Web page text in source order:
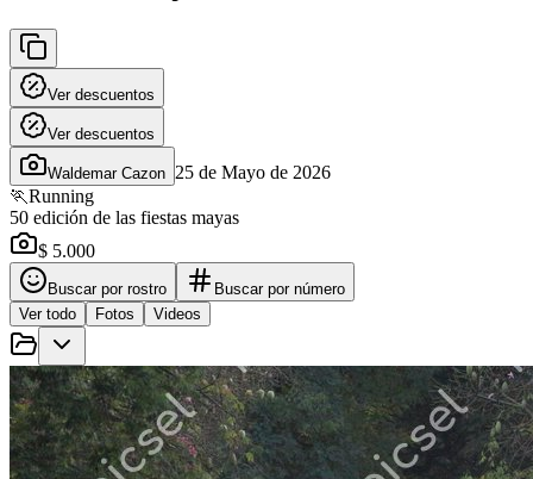
Ver descuentos
Ver descuentos
Waldemar Cazon 25 de Mayo de 2026
🏃Running
50 edición de las fiestas mayas
$ 5.000
Buscar por rostro
Buscar por número
Ver todo
Fotos Videos